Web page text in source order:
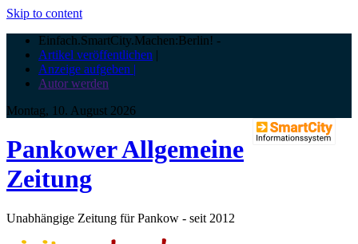
Skip to content
Einfach.SmartCity.Machen:Berlin! -
Artikel veröffentlichen |
Anzeige aufgeben |
Autor werden
Montag, 10. August 2026
Pankower Allgemeine
Zeitung
Unabhängige Zeitung für Pankow - seit 2012